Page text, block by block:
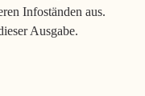
Infoständen aus.
Ausgabe.